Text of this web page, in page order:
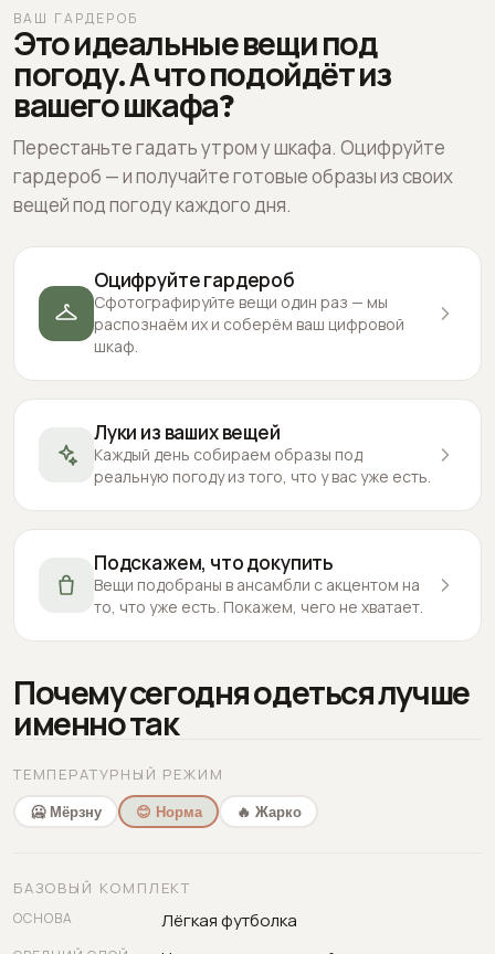
ВАШ ГАРДЕРОБ
Это идеальные вещи под
погоду. А что подойдёт из
вашего шкафа?
Перестаньте гадать утром у шкафа. Оцифруйте
гардероб — и получайте готовые образы из своих
вещей под погоду каждого дня.
Оцифруйте гардероб
Сфотографируйте вещи один раз — мы
распознаём их и соберём ваш цифровой
шкаф.
Луки из ваших вещей
Каждый день собираем образы под
реальную погоду из того, что у вас уже есть.
Подскажем, что докупить
Вещи подобраны в ансамбли с акцентом на
то, что уже есть. Покажем, чего не хватает.
Почему сегодня одеться лучше
именно так
ТЕМПЕРАТУРНЫЙ РЕЖИМ
🥶 Мёрзну 😊 Норма 🔥 Жарко
БАЗОВЫЙ КОМПЛЕКТ
ОСНОВА Лёгкая футболка